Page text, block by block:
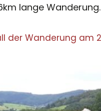
lange
der Wanderung am